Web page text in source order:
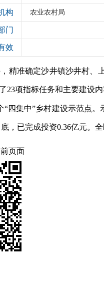
构 农业农村局
门
效
精准确定沙井镇沙井村、
项指标任务和主要建设
四集中”乡村建设示范点
，已完成投资0.36亿元。
页面